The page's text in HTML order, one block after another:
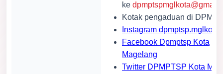
ke
Kotak pengaduan di
Instagram dpmptsp.mglkota
Facebook Dpmptsp Kota
Magelang
Twitter DPMPTSP Kota Mgl